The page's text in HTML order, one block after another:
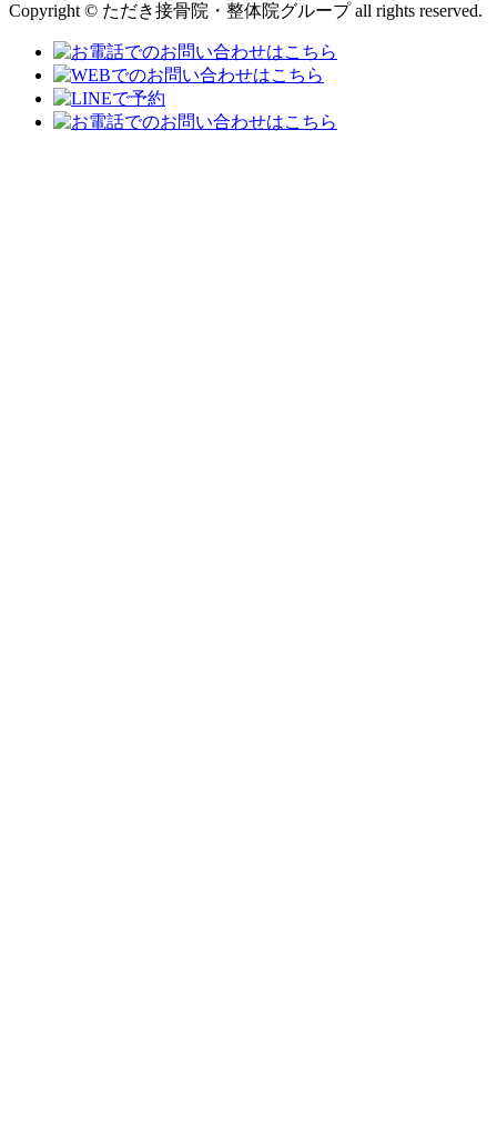
Copyright © ただき接骨院・整体院グループ all rights reserved.